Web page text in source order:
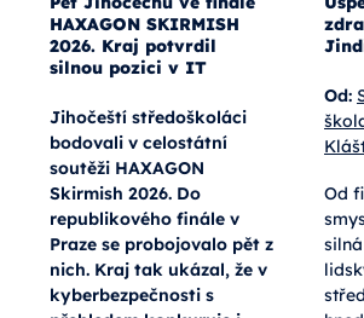
Pět Jihočechů ve finále
HAXAGON SKIRMISH
2026. Kraj potvrdil
silnou pozici v IT
Jihočeští středoškoláci
bodovali v celostátní
soutěži HAXAGON
Skirmish 2026. Do
republikového finále v
Praze se probojovalo pět z
nich. Kraj tak ukázal, že v
kyberbezpečnosti s
Od:
Od